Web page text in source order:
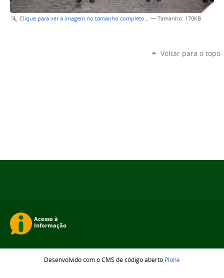
Clique para ver a imagem no tamanho completo… — Tamanho: 170KB
Voltar para o topo
Desenvolvido com o CMS de código aberto Plone